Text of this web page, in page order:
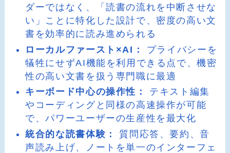
ダーではなく、「読書の流れを中断させな
い」ことに特化した設計で、密度の高い文
書を効率的に読み進められる
ローカルファースト×AI：
プライバシーを
犠牲にせずAI機能を利用できる点で、機密
性の高い文書を扱う専門職に最適
キーボード中心の操作性：
テキスト編集
やコーディングと同様の高速操作が可能
で、パワーユーザーの生産性を最大化
統合的な読書体験：
質問応答、要約、音
声読み上げ、ノートを単一のインターフェ